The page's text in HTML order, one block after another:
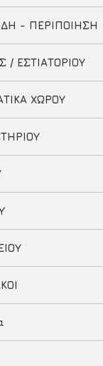
- ΠΕΡΙΠΟΙΗΣΗ
/ ΕΣΤΙΑΤΟΡΙΟΥ
ΧΩΡΟΥ